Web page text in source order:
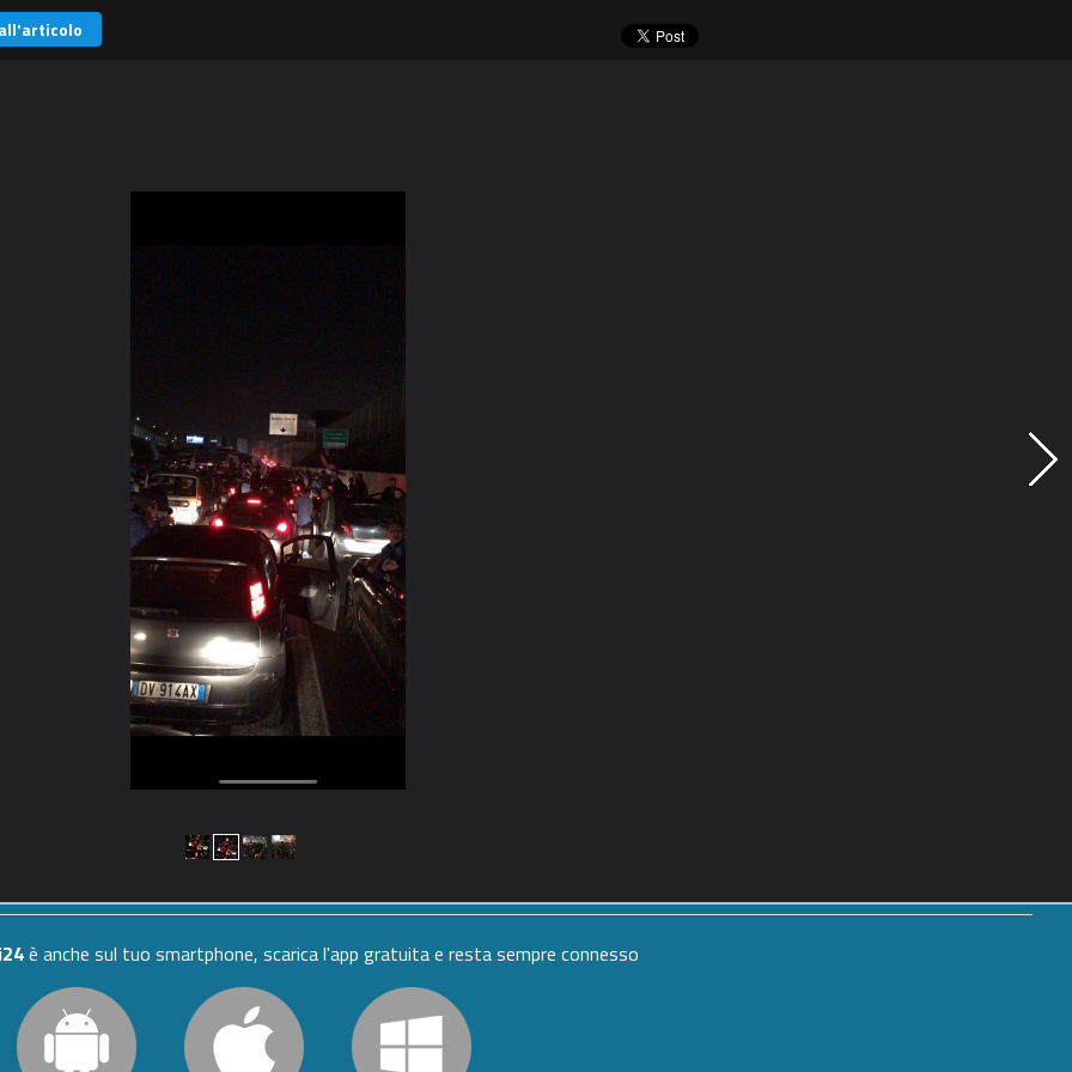
è anche sul tuo smartphone, scarica l'app gratuita e resta sempre connesso